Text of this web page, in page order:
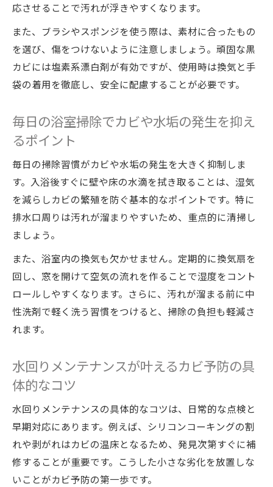
応させることで汚れが浮きやすくなります。
また、ブラシやスポンジを使う際は、素材に合ったもの
を選び、傷をつけないように注意しましょう。頑固な黒
カビには塩素系漂白剤が有効ですが、使用時は換気と手
袋の着用を徹底し、安全に配慮することが必要です。
毎日の浴室掃除でカビや水垢の発生を抑え
るポイント
毎日の掃除習慣がカビや水垢の発生を大きく抑制しま
す。入浴後すぐに壁や床の水滴を拭き取ることは、湿気
を減らしカビの繁殖を防ぐ基本的なポイントです。特に
排水口周りは汚れが溜まりやすいため、重点的に清掃し
ましょう。
また、浴室内の換気も欠かせません。定期的に換気扇を
回し、窓を開けて空気の流れを作ることで湿度をコント
ロールしやすくなります。さらに、汚れが溜まる前に中
性洗剤で軽く洗う習慣をつけると、掃除の負担も軽減さ
れます。
水回りメンテナンスが叶えるカビ予防の具
体的なコツ
水回りメンテナンスの具体的なコツは、日常的な点検と
早期対応にあります。例えば、シリコンコーキングの割
れや剥がれはカビの温床となるため、発見次第すぐに補
修することが重要です。こうした小さな劣化を放置しな
いことがカビ予防の第一歩です。